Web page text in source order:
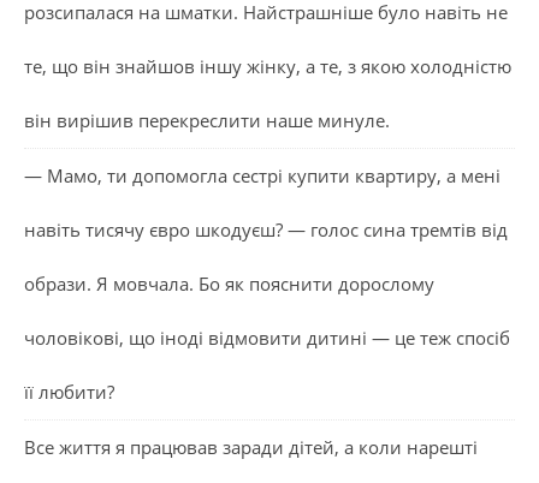
розсипалася на шматки. Найстрашніше було навіть не
те, що він знайшов іншу жінку, а те, з якою холодністю
він вирішив перекреслити наше минуле.
— Мамо, ти допомогла сестрі купити квартиру, а мені
навіть тисячу євро шкодуєш? — голос сина тремтів від
образи. Я мовчала. Бо як пояснити дорослому
чоловікові, що іноді відмовити дитині — це теж спосіб
її любити?
Все життя я працював заради дітей, а коли нарешті